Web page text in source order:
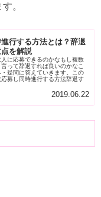
。
行する方法とは？辞退
を解説
に応募できるのかなもし複数
って辞退すれば良いのかなこ
疑問に答えていきます。この
募し同時進行する方法辞退す
2019.06.22